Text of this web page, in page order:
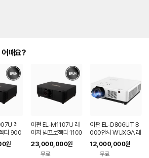
어때요?
레
터 900
원
이펀 EL-M1107U 레
이저 빔프로젝터 1100
0안시 풀HD WUXG
A 강당용 고안시
23,000,000원
무료
이펀 EL-D806UT 8
000안시 WUXGA 레
이저 세미단초점 빔프
로젝터
12,000,000원
무료